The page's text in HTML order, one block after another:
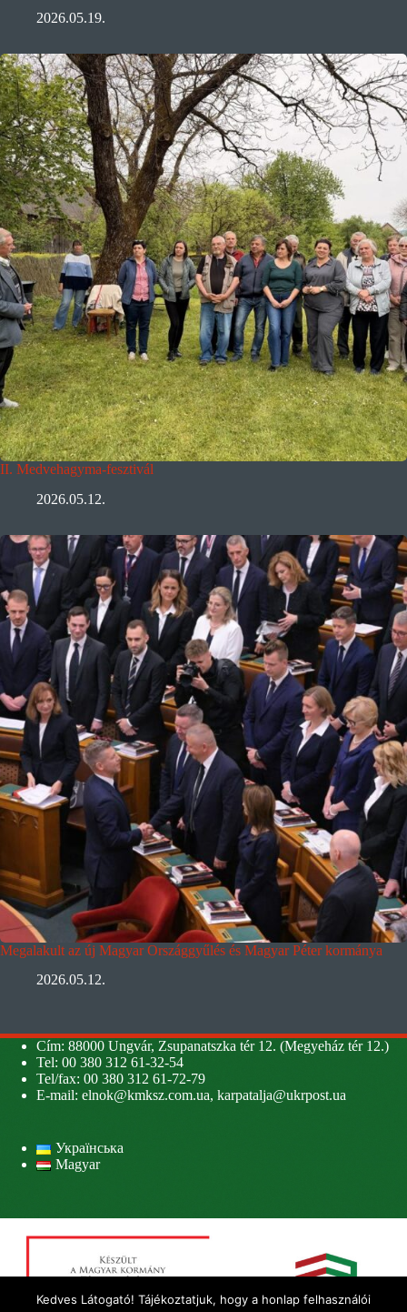
2026.05.19.
II. Medvehagyma-fesztivál
2026.05.12.
Megalakult az új Magyar Országgyűlés és Magyar Péter kormánya
2026.05.12.
Cím: 88000 Ungvár, Zsupanatszka tér 12. (Megyeház tér 12.)
Tel: 00 380 312 61-32-54
Tel/fax: 00 380 312 61-72-79
E-mail: elnok@kmksz.com.ua, karpatalja@ukrpost.ua
Українська
Magyar
Kedves Látogató! Tájékoztatjuk, hogy a honlap felhasználói